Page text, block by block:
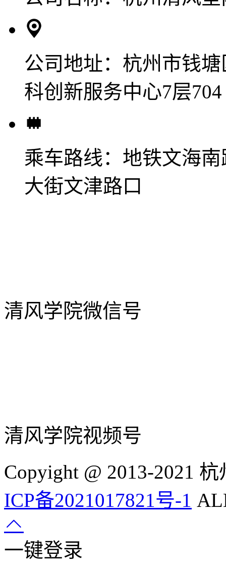
公司地址： 杭州市钱
科创新服务中心7层704
乘车路线： 地铁文海
大街文津路口
清风学院微信号
清风学院视频号
Copyight @ 2013-2021
ICP备2021017821号-1
一键登录